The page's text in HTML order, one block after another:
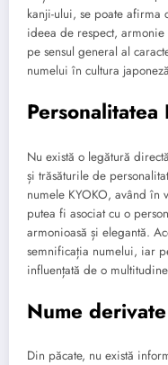
kanji-ului, se poate afirma
ideea de respect, armonie
pe sensul general al
numelui în cultura
Personalitatea
Nu există o legătură
și trăsăturile de
numele KYOKO, având în
putea fi asociat cu o
armonioasă și elegantă.
semnificația numelui, iar
influențată de o
Nume
Din păcate, nu există